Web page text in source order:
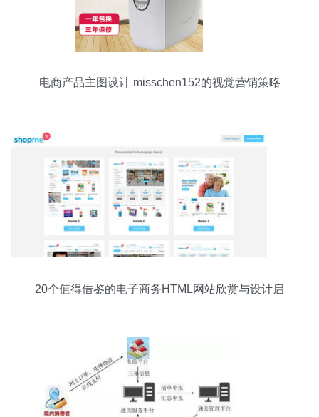
电商产品主图设计 misschen152的视觉营销策略
20个值得借鉴的电子商务HTML网站欣赏与设计启